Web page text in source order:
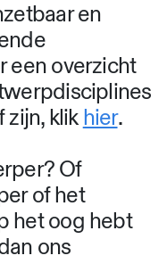
en
een overzicht
zijn, klikhier.
Of
of het
het oog hebt
ons